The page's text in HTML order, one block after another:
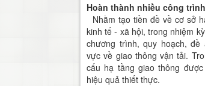
Hoàn thành nhiều công
Nhằm tạo tiền đề về cơ sở
kinh tế - xã hội, trong nhiệm
chương trình, quy hoạch,
vực về giao thông vận tải.
cấu hạ tầng giao thông
hiệu quả thiết thực.